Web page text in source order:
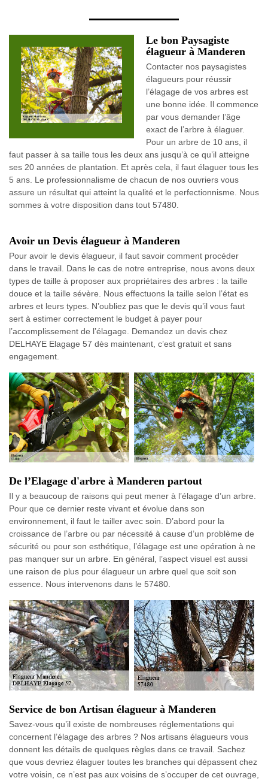
Le bon Paysagiste
élagueur à Manderen
Contacter nos paysagistes
élagueurs pour réussir
l’élagage de vos arbres est
une bonne idée. Il commence
par vous demander l’âge
exact de l’arbre à élaguer.
Pour un arbre de 10 ans, il
faut passer à sa taille tous les deux ans jusqu’à ce qu’il atteigne
ses 20 années de plantation. Et après cela, il faut élaguer tous les
5 ans. Le professionnalisme de chacun de nos ouvriers vous
assure un résultat qui atteint la qualité et le perfectionnisme. Nous
sommes à votre disposition dans tout 57480.
Avoir un Devis élagueur à Manderen
Pour avoir le devis élagueur, il faut savoir comment procéder
dans le travail. Dans le cas de notre entreprise, nous avons deux
types de taille à proposer aux propriétaires des arbres : la taille
douce et la taille sévère. Nous effectuons la taille selon l’état es
arbres et leurs types. N’oubliez pas que le devis qu’il vous faut
sert à estimer correctement le budget à payer pour
l’accomplissement de l’élagage. Demandez un devis chez
DELHAYE Elagage 57 dès maintenant, c’est gratuit et sans
engagement.
De l’Elagage d'arbre à Manderen partout
Il y a beaucoup de raisons qui peut mener à l’élagage d’un arbre.
Pour que ce dernier reste vivant et évolue dans son
environnement, il faut le tailler avec soin. D’abord pour la
croissance de l’arbre ou par nécessité à cause d’un problème de
sécurité ou pour son esthétique, l’élagage est une opération à ne
pas manquer sur un arbre. En général, l’aspect visuel est aussi
une raison de plus pour élagueur un arbre quel que soit son
essence. Nous intervenons dans le 57480.
Service de bon Artisan élagueur à Manderen
Savez-vous qu’il existe de nombreuses réglementations qui
concernent l’élagage des arbres ? Nos artisans élagueurs vous
donnent les détails de quelques règles dans ce travail. Sachez
que vous devriez élaguer toutes les branches qui dépassent chez
votre voisin, ce n’est pas aux voisins de s’occuper de cet ouvrage,